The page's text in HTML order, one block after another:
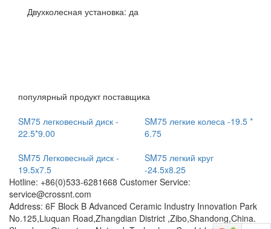
Двухколесная установка: да
популярный продукт поставщика
SM75 легковесный диск -
22.5*9.00
SM75 легкие колеса -19.5 *
6.75
SM75 Легковесный диск -
19.5x7.5
SM75 легкий круг
-24.5x8.25
Hotline: +86(0)533-6281668 Customer Service:
service@crossnt.com
Address: 6F Block B Advanced Ceramic Industry Innovation Park
No.125,Liuquan Road,Zhangdian District ,Zibo,Shandong,China.